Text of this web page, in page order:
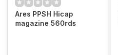
Ares PPSH Hicap
magazine 560rds